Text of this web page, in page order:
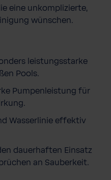
eine unkomplizierte,
wünschen.
leistungsstarke
Pools.
Pumpenleistung für
Wasserlinie effektiv
dauerhaften Einsatz
an Sauberkeit.